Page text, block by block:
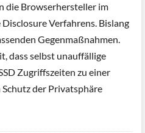
die Browserhersteller im
Verfahrens. Bislang
Gegenmaßnahmen.
dass selbst unauffällige
Zugriffszeiten zu einer
der Privatsphäre